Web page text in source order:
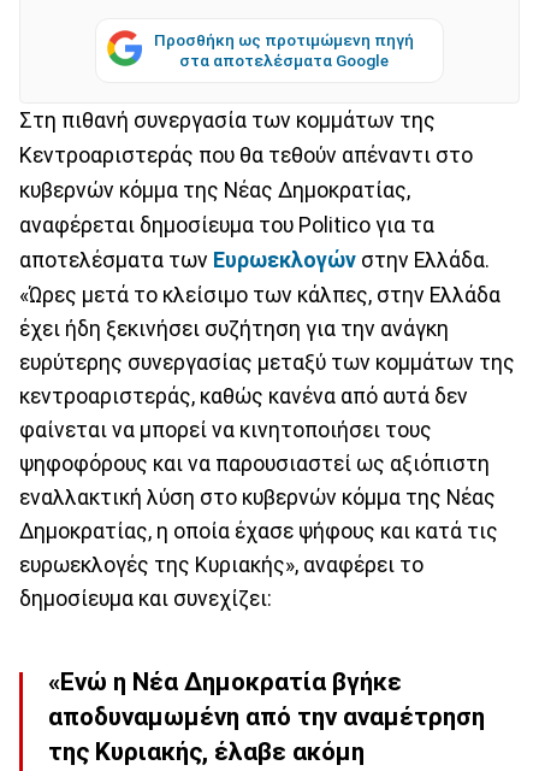
Προσθήκη ως προτιμώμενη πηγή
στα αποτελέσματα Google
Στη πιθανή συνεργασία των κομμάτων της
Κεντροαριστεράς που θα τεθούν απέναντι στο
κυβερνών κόμμα της Νέας Δημοκρατίας,
αναφέρεται δημοσίευμα του Politico για τα
αποτελέσματα των Ευρωεκλογών στην Ελλάδα.
«Ώρες μετά το κλείσιμο των κάλπες, στην Ελλάδα
έχει ήδη ξεκινήσει συζήτηση για την ανάγκη
ευρύτερης συνεργασίας μεταξύ των κομμάτων της
κεντροαριστεράς, καθώς κανένα από αυτά δεν
φαίνεται να μπορεί να κινητοποιήσει τους
ψηφοφόρους και να παρουσιαστεί ως αξιόπιστη
εναλλακτική λύση στο κυβερνών κόμμα της Νέας
Δημοκρατίας, η οποία έχασε ψήφους και κατά τις
ευρωεκλογές της Κυριακής», αναφέρει το
δημοσίευμα και συνεχίζει:
«Ενώ η Νέα Δημοκρατία βγήκε
αποδυναμωμένη από την αναμέτρηση
της Κυριακής, έλαβε ακόμη